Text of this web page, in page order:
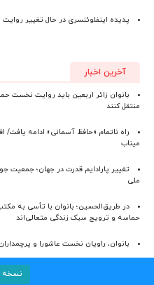
پدیده اینفلوئنسری در حال تغییر روایت
آخرین اخبار
بانوان زائر اربعین باید روایت نخست
منتقل کنند
راه ناتمام «حافظ آسمانی» ادامه یافت/
میناب
تغییر پارادایم قدرت در جهان؛ جمعیت
ملی
در طریق‌الحسین؛ بانوان با تأسی به
حماسه و ترویج سبک زندگی متعالی‌اند
بانوان، راویان نخست عاشورا و
نسخه